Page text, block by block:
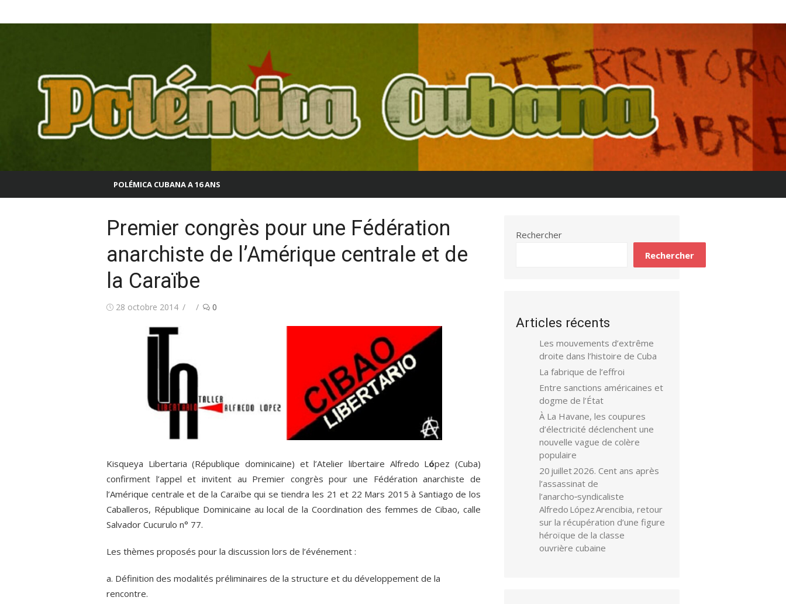
au
Polémica Cubana
POLÉMICA CUBANA A 16 ANS
Premier congrès pour une Fédération
anarchiste de l’Amérique centrale et de
la Caraïbe
Publié28 octobre 2014 Auteur/autrice
0
Kisqueya Libertaria (République dominicaine) et l’Atelier libertaire Alfredo L ópez (Cuba)
confirment l’appel et invitent au Premier congrès pour une Fédération anarchiste de
l’Amérique centrale et de la Caraïbe qui se tiendra les 21 et 22 Mars 2015 à Santiago de los
Caballeros, République Dominicaine au local de la Coordination des femmes de Cibao, calle
Salvador Cucurulo n° 77.
Les thèmes proposés pour la discussion lors de l’événement :
a. Définition des modalités préliminaires de la structure et du développement de la
rencontre.
Rechercher
Rechercher
Articles récents
Les mouvements d’extrême
droite dans l’histoire de Cuba
La fabrique de l’effroi
Entre sanctions américaines et
dogme de l’État
À La Havane, les coupures
d’électricité déclenchent une
nouvelle vague de colère
populaire
20 juillet 2026. Cent ans après
l’assassinat de
l’anarcho‑syndicaliste
Alfredo López Arencibia, retour
sur la récupération d’une figure
héroïque de la classe
ouvrière cubaine